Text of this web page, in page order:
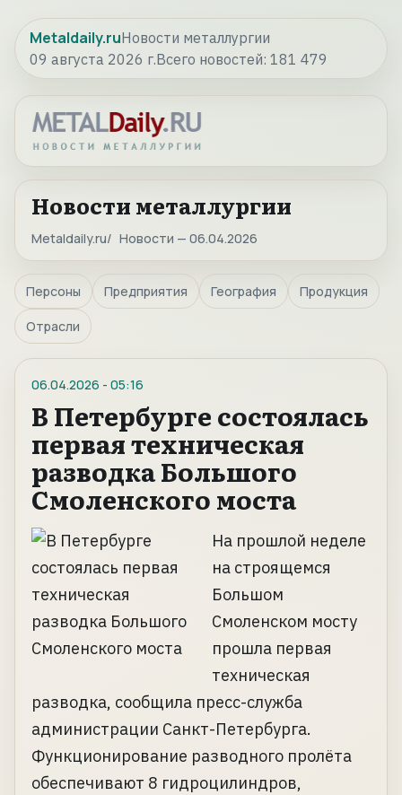
Metaldaily.ruНовости металлургии
09 августа 2026 г.Всего новостей: 181 479
Новости металлургии
Metaldaily.ru Новости — 06.04.2026
Персоны Предприятия География Продукция
Отрасли
06.04.2026 - 05:16
В Петербурге состоялась
первая техническая
разводка Большого
Смоленского моста
На прошлой неделе
на строящемся
Большом
Смоленском мосту
прошла первая
техническая
разводка, сообщила пресс-служба
администрации Санкт-Петербурга.
Функционирование разводного пролёта
обеспечивают 8 гидроцилиндров,